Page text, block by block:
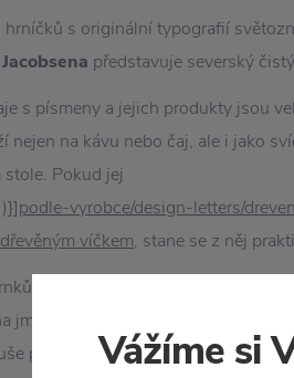
s originální typografií
představuje severský
s písmeny a jejich produkty jsou
nejen na kávu nebo čaj, ale i jako
Pokud jej
vyrobce/design-letters/
víčkem, stane se z něj
nápis do kuchyně nebo vyberte
jmen členů vaší rodiny. Každý tak
pozná.
Vážíme si